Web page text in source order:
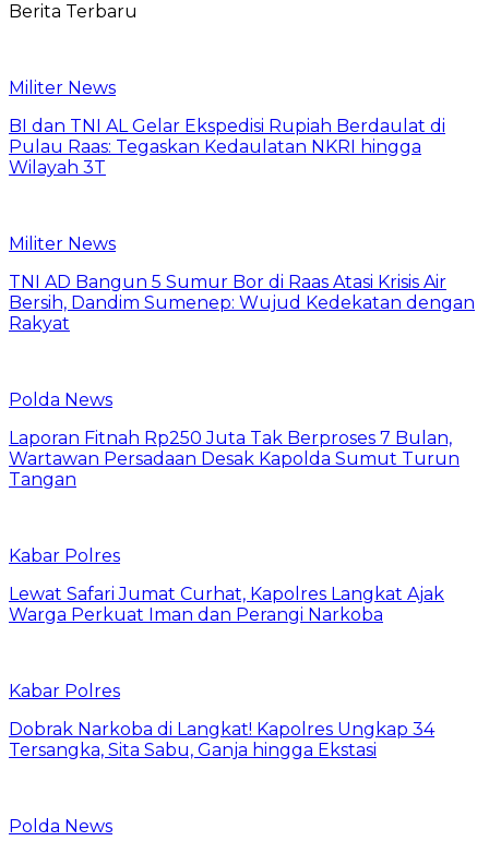
Berita Terbaru
Militer News
BI dan TNI AL Gelar Ekspedisi Rupiah Berdaulat di
Pulau Raas: Tegaskan Kedaulatan NKRI hingga
Wilayah 3T
Militer News
TNI AD Bangun 5 Sumur Bor di Raas Atasi Krisis Air
Bersih, Dandim Sumenep: Wujud Kedekatan dengan
Rakyat
Polda News
Laporan Fitnah Rp250 Juta Tak Berproses 7 Bulan,
Wartawan Persadaan Desak Kapolda Sumut Turun
Tangan
Kabar Polres
Lewat Safari Jumat Curhat, Kapolres Langkat Ajak
Warga Perkuat Iman dan Perangi Narkoba
Kabar Polres
Dobrak Narkoba di Langkat! Kapolres Ungkap 34
Tersangka, Sita Sabu, Ganja hingga Ekstasi
Polda News